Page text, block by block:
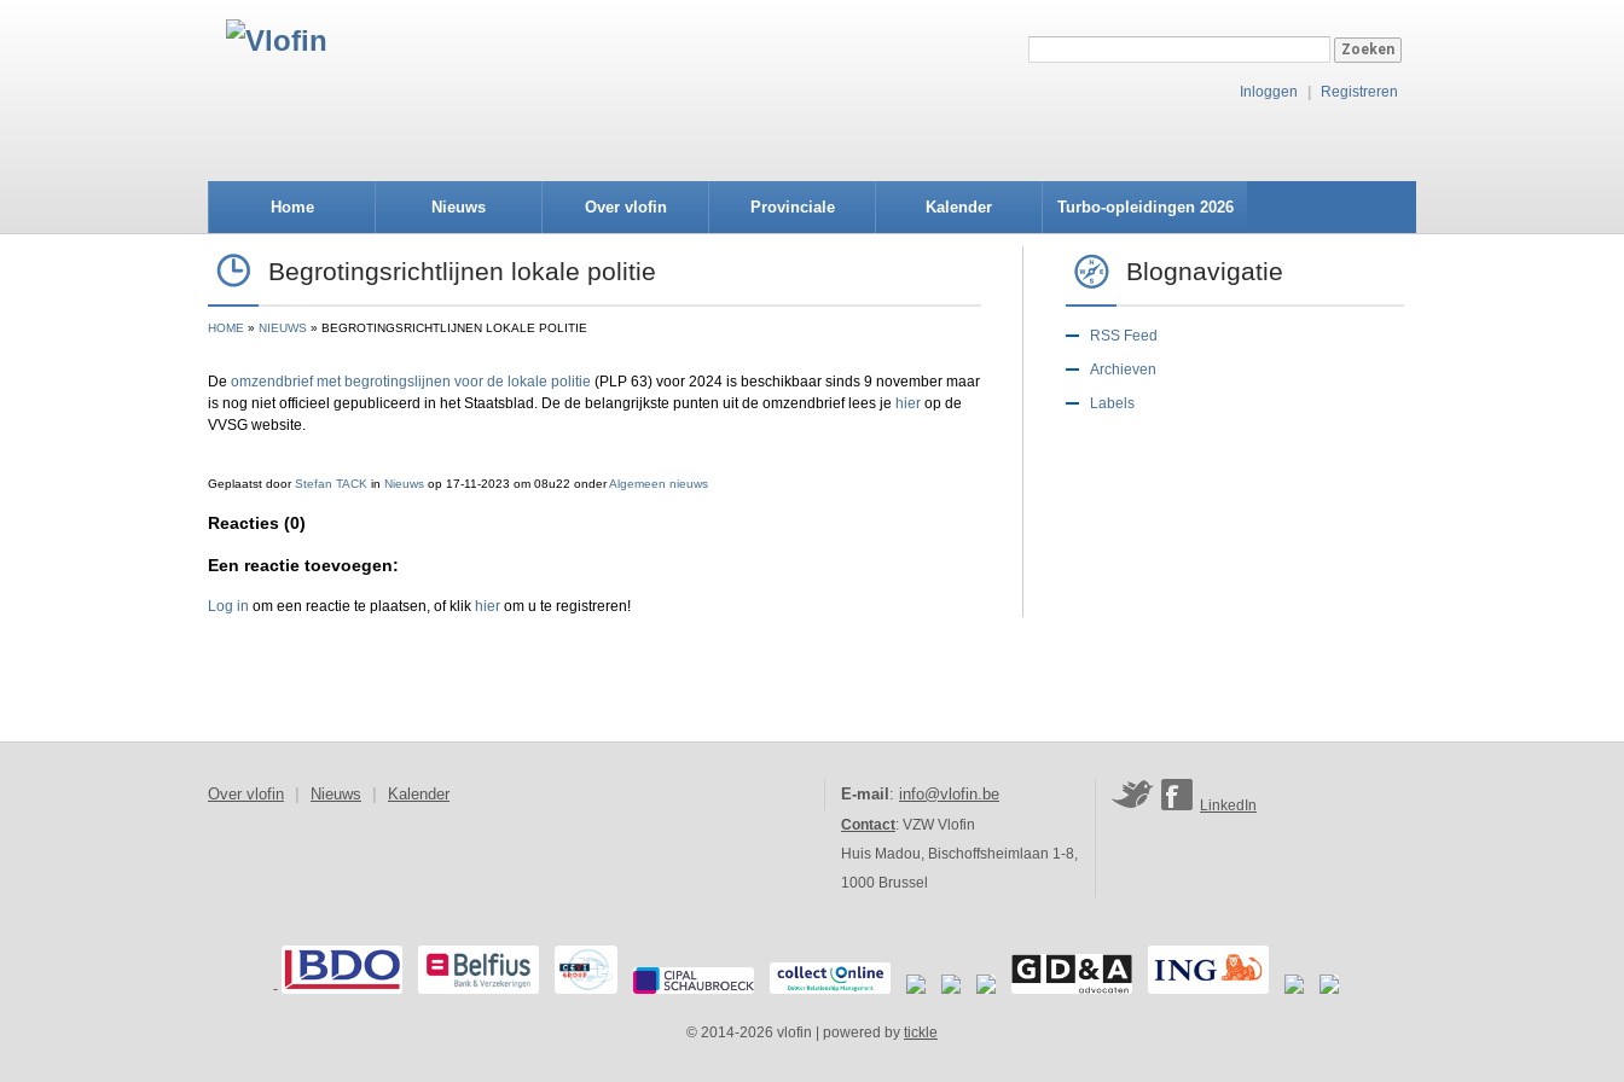
Inloggen Registreren
Home Nieuws Over vlofin Provinciale Kalender Turbo-opleidingen 2026
Begrotingsrichtlijnen lokale politie
HOME NIEUWS BEGROTINGSRICHTLIJNEN LOKALE POLITIE
De omzendbrief met begrotingslijnen voor de lokale politie (PLP 63) voor 2024 is beschikbaar sinds 9 november maar
is nog niet officieel gepubliceerd in het Staatsblad. De de belangrijkste punten uit de omzendbrief lees je hier op de
VVSG website.
Geplaatst doorStefan TACK in Nieuws op 17-11-2023 om 08u22 onderAlgemeen nieuws
Reacties (0)
Een reactie toevoegen:
Log in om een reactie te plaatsen, of klik hier om u te registreren!
Blognavigatie
RSS Feed
Archieven
Labels
Over vlofin Nieuws Kalender E-mail : info@vlofin.be
Contact: VZW Vlofin
Huis Madou, Bischoffsheimlaan 1-8,
1000 Brussel
LinkedIn
-
© 2014-2026 vlofin | powered by tickle